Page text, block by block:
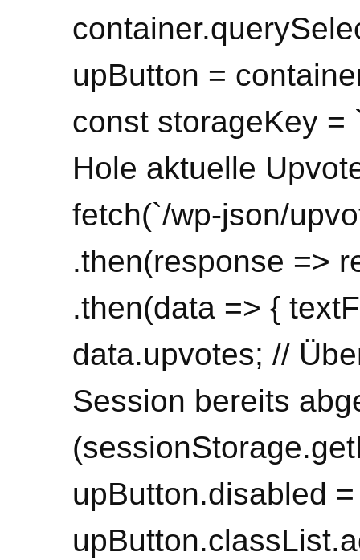
upButton =
const storageKey =
Hole aktuelle
fetch(`/wp-json/
.then(response =>
.then(data => {
data.upvotes; //
Session bereits
upButton.disabled